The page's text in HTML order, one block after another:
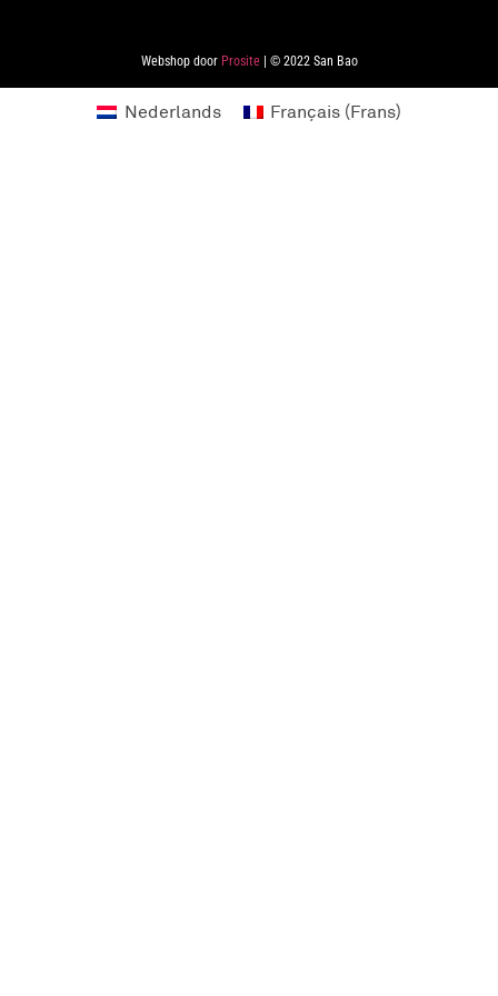
Webshop door Prosite| © 2022 San Bao
Nederlands Français(Frans)